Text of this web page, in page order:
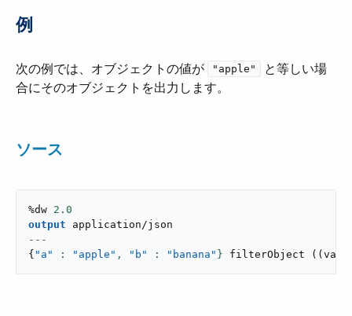
例
次の例では、オブジェクトの値が ​ "apple"
​ と等しい場
合にそのオブジェクトを出力します。
ソース
%dw 2.0
output
application/json
---
{ "a" : "apple" , "b" : "banana" } filterObject ( (